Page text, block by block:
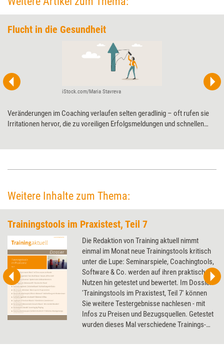
Flucht in die Gesundheit
iStock.com/Maria Stavreva
Veränderungen im Coaching verlaufen selten geradlinig – oft rufen sie
Irritationen hervor, die zu voreiligen Erfolgsmeldungen und schnellen
Weitere Inhalte zum Thema:
Trainingstools im Praxistest, Teil 7
Die Redaktion von Training aktuell nimmt
einmal im Monat neue Trainingstools kritisch
unter die Lupe: Seminarspiele, Coachingtools,
Software & Co. werden auf ihren praktischen
Nutzen hin getestet und bewertet. Im Dossier
'Trainingstools im Praxistest, Teil 7' können
Sie weitere Testergebnisse nachlesen - mit
Infos zu Preisen und Bezugsquellen. Getestet
wurden dieses Mal verschiedene Trainings-
und mehrere Aufstellungsbretter.